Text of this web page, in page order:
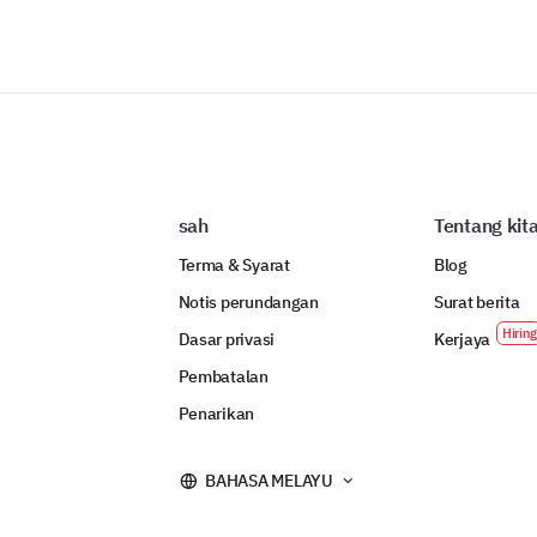
sah
Terma & Syarat
Notis perundangan
Dasar privasi
Pembatalan
Penarikan
Tentang kita
Blog
Surat berita
Kerjaya
BAHASA MELAYU